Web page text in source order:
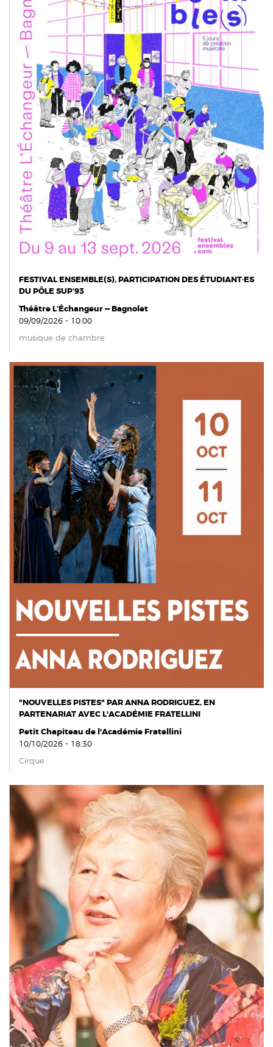
FESTIVAL ENSEMBLE(S), PARTICIPATION DES ÉTUDIANT·ES
DU PÔLE SUP’93
Théâtre L’Échangeur — Bagnolet
09/09/2026 - 10:00
musique de chambre
"NOUVELLES PISTES" PAR ANNA RODRIGUEZ, EN
PARTENARIAT AVEC L'ACADÉMIE FRATELLINI
Petit Chapiteau de l'Académie Fratellini
10/10/2026 - 18:30
Cirque